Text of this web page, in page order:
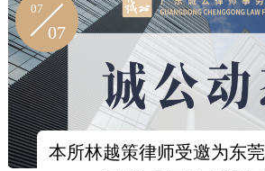
07
07
本所林越策律师受邀为东